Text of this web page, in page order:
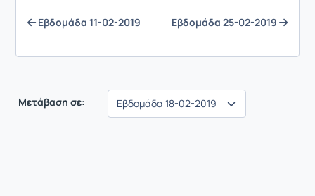
Eβδομάδα 11-02-2019 Eβδομάδα 25-02-2019
Μετάβαση σε: